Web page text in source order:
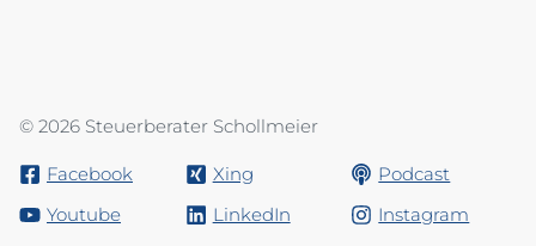
© 2026 Steuerberater Schollmeier
Facebook Xing
Podcast
Youtube
LinkedIn Instagram